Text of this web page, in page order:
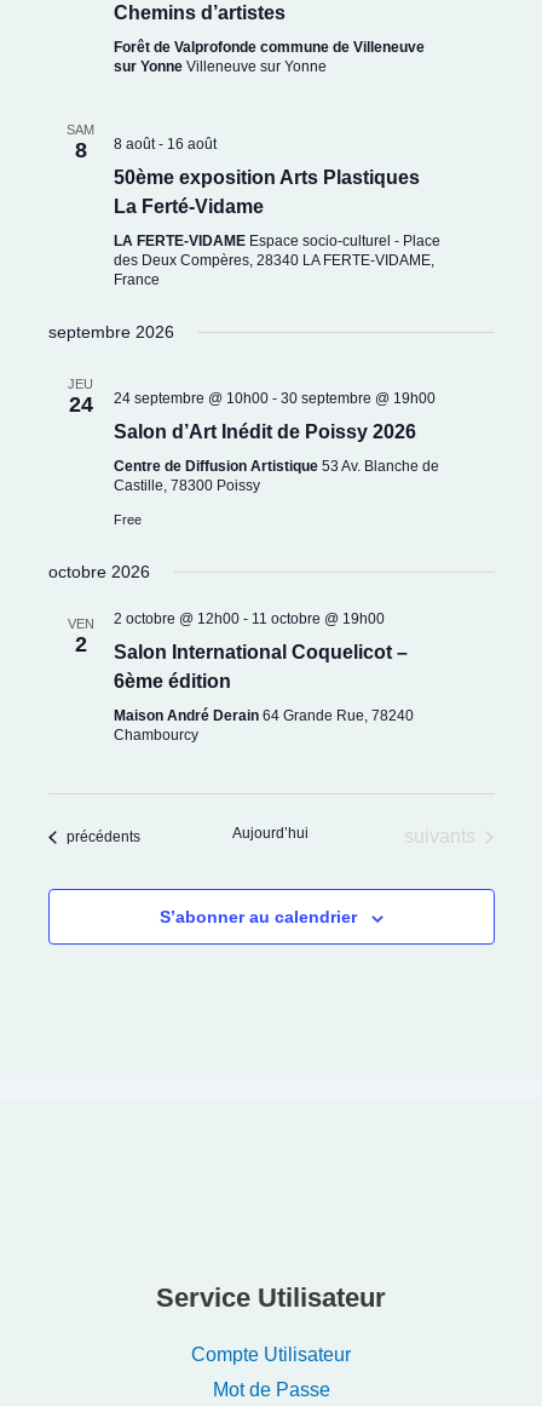
Chemins d’artistes
Forêt de Valprofonde commune de Villeneuve
sur Yonne Villeneuve sur Yonne
SAM
8 8 août- 16 août
50ème exposition Arts Plastiques
La Ferté-Vidame
LA FERTE-VIDAME Espace socio-culturel - Place
des Deux Compères, 28340 LA FERTE-VIDAME,
France
septembre 2026
JEU
24 24 septembre @ 10h00- 30 septembre @ 19h00
Salon d’Art Inédit de Poissy 2026
Centre de Diffusion Artistique 53 Av. Blanche de
Castille, 78300 Poissy
Free
octobre 2026
VEN
2
2 octobre @ 12h00- 11 octobre @ 19h00
Salon International Coquelicot –
6ème édition
Maison André Derain 64 Grande Rue, 78240
Chambourcy
Évènements
précédents Aujourd’hui Évènements
suivants
S’abonner au calendrier
Service Utilisateur
Compte Utilisateur
Mot de Passe